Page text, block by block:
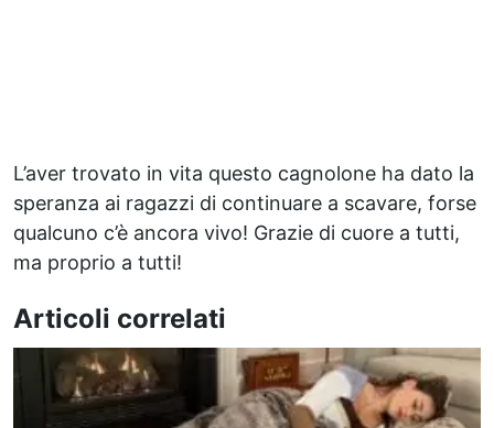
L’aver trovato in vita questo cagnolone ha dato la
speranza ai ragazzi di continuare a scavare, forse
qualcuno c’è ancora vivo! Grazie di cuore a tutti,
ma proprio a tutti!
Articoli correlati